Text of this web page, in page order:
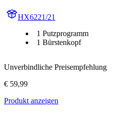
HX6221/21
1 Putzprogramm
1 Bürstenkopf
Unverbindliche Preisempfehlung
€ 59,99
Produkt anzeigen